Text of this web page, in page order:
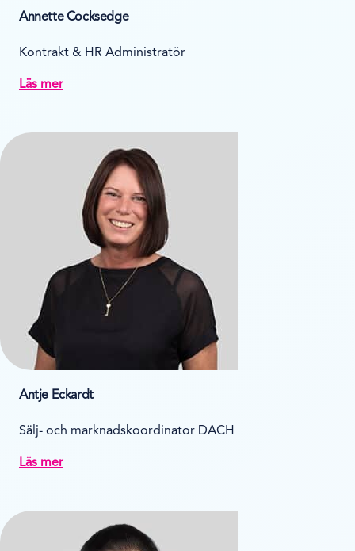
Annette Cocksedge
Kontrakt & HR Administratör
Läs mer
Antje Eckardt
Sälj- och marknadskoordinator DACH
Läs mer